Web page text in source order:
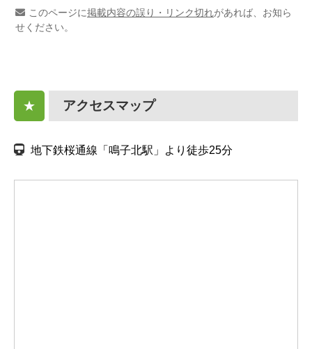
このページに掲載内容の誤り・リンク切れがあれば、お知ら
せください。
★ アクセスマップ
地下鉄桜通線「鳴子北駅」より徒歩25分